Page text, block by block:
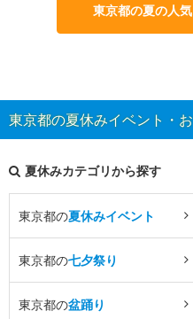
東京都の夏の人
東京都の夏休みイベント・
夏休みカテゴリから探す
東京都の夏休みイベント
東京都の七夕祭り
東京都の盆踊り